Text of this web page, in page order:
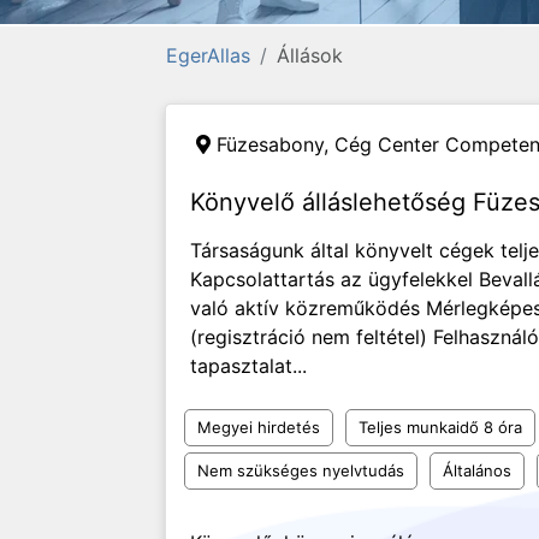
EgerAllas Állások
Füzesabony, Cég Center
Könyvelő álláslehetőség
Társaságunk által könyvelt cégek
Kapcsolattartás az ügyfelekkel
való aktív közreműködés
(regisztráció nem feltétel)
tapasztalat...
Megyei hirdetés Teljes munkaidő 8 óra
Nem szükséges nyelvtudás Általános